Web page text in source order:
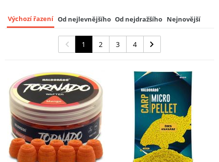
150 Kč
Výchozí řazení Od nejlevnějšího Od nejdražšího Nejnovější
1 2 3 4